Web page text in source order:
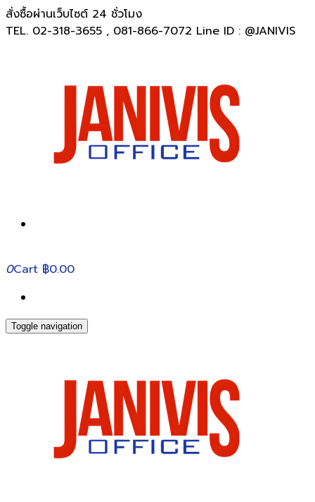
สั่งซื้อผ่านเว็บไซต์ 24 ชั่วโมง
TEL. 02-318-3655 , 081-866-7072 Line ID : @JANIVIS
0Cart ฿0.00
Toggle navigation